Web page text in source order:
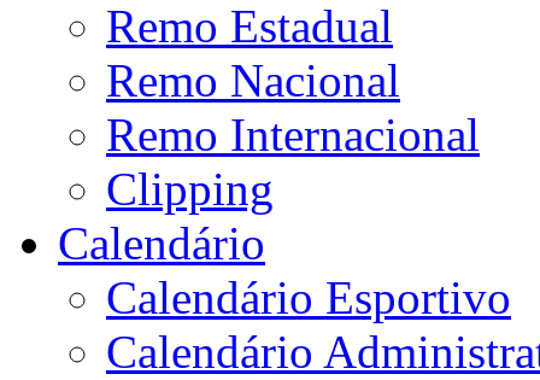
Remo Estadual
Remo Nacional
Remo Internacional
Clipping
Calendário
Calendário Esportivo
Calendário